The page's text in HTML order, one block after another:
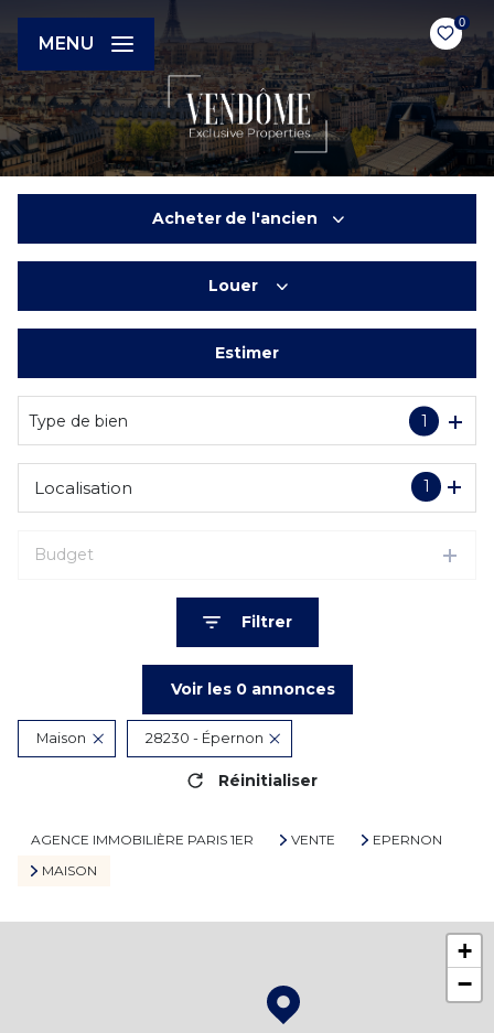
0
MENU
Acheter de l'ancien
Du neuf
Louer
Estimer
Type de bien 1
1
Localisation
Budget
Filtrer
Voir les 0annonces
Maison 28230 - Épernon
Réinitialiser
AGENCE IMMOBILIÈRE PARIS 1ER VENTE
EPERNON
MAISON
+
−